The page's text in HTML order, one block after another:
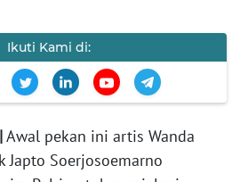
Ikuti Kami di:
Awal pekan ini artis Wanda
Japto Soerjosoemarno